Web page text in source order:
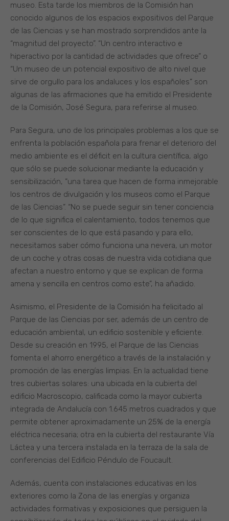
museo. Esta tarde los miembros de la Comisión han
conocido algunos de los espacios expositivos del Parque
de las Ciencias y se han mostrado sorprendidos ante la
“magnitud del proyecto”. “Un centro interactivo e
hiperactivo por la cantidad de actividades que ofrece” o
“Un museo de un potencial expositivo de alto nivel que
sirve de orgullo para los andaluces y los españoles” son
algunas de las afirmaciones que ha emitido el Presidente
de la Comisión, José Segura, para referirse al museo.
Para Segura, uno de los principales problemas a los que se
enfrenta la población española para frenar el deterioro del
medio ambiente es el déficit en la cultura científica, algo
que sólo se puede solucionar mediante la educación y
sensibilización, “una tarea que hacen de forma inmejorable
los centros de divulgación y los museos como el Parque
de las Ciencias”. “No se puede seguir sin tener conciencia
de lo que significa el calentamiento, todos tenemos que
ser conscientes de lo que está pasando y para ello,
necesitamos saber cómo funciona una nevera, un motor
de un coche y otras cosas de nuestra vida cotidiana que
afectan a nuestro entorno y que se explican de forma
amena y sencilla en centros como este”, ha añadido.
Asimismo, el Presidente de la Comisión ha felicitado al
Parque de las Ciencias por ser, además de un centro de
educación ambiental, un edificio sostenible y eficiente.
Desde su creación en 1995, el Parque de las Ciencias
fomenta el ahorro energético a través de la instalación y
promoción de las energías limpias. En la actualidad tiene
tres cubiertas solares: una ubicada en la cubierta del
edificio Macroscopio, calificada como la mayor cubierta
integrada de Andalucía con 1.645 metros cuadrados y que
permite obtener aproximadamente un 25% de la energía
eléctrica necesaria; otra en la cubierta del restaurante Vía
Láctea y una tercera instalada en la terraza de la sala de
conferencias del Edificio Péndulo de Foucault.
Además, cuenta con instalaciones educativas en los
exteriores como la Zona de las energías y organiza
actividades formativas y exposiciones que persiguen la